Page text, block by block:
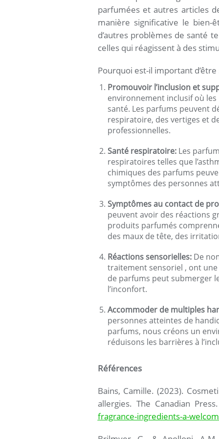
parfumées et autres articles
manière significative le bien-
d’autres problèmes de santé
celles qui réagissent à des
Pourquoi est-il important
Promouvoir l’inclusion et
environnement inclusif où
santé. Les parfums peuvent
respiratoire, des vertiges et
professionnelles.
Santé respiratoire:Les
respiratoires telles que
chimiques des parfums
symptômes des personnes
Symptômes au contact de
peuvent avoir des réactions
produits parfumés
des maux de tête, des
Réactions sensorielles:De
traitement sensoriel , ont une
de parfums peut submerger
l’inconfort.
Accommoder de multiples
personnes atteintes de
parfums, nous créons un
réduisons les barrières à
Références
Bains, Camille. (2023).
allergies. The Canadian
fragrance-ingredients-a-